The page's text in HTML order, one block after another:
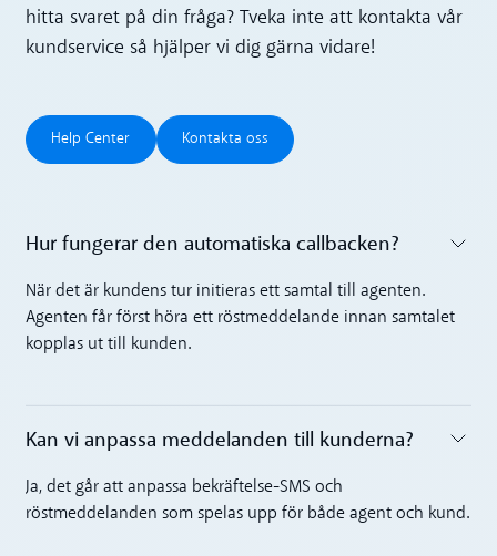
hitta svaret på din fråga? Tveka inte att kontakta vår
kundservice så hjälper vi dig gärna vidare!
Help Center
Help Center
Kontakta oss
Kontakta oss
Toggle accordion
Hur fungerar den automatiska callbacken?
När det är kundens tur initieras ett samtal till agenten.
Agenten får först höra ett röstmeddelande innan samtalet
kopplas ut till kunden.
Toggle accordion
Kan vi anpassa meddelanden till kunderna?
Ja, det går att anpassa bekräftelse-SMS och
röstmeddelanden som spelas upp för både agent och kund.